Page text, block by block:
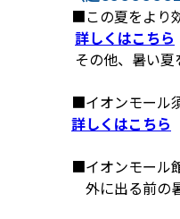
■この夏をより
詳しくはこちら
その他、暑い夏
■イオンモール
詳しくはこちら
■イオンモール
外に出る前の